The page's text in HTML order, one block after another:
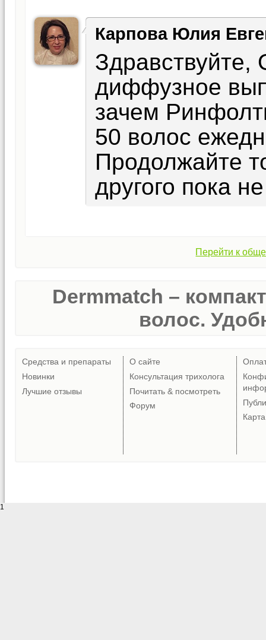
Карпова Юлия
Здравствуйте,
диффузное
зачем
50 волос
Продолжайте
другого пока
Перейти к
Dermmatch –
волос.
Средства и препараты
Новинки
Лучшие отзывы
О сайте
Консультация трихолога
Почитать & посмотреть
Форум
1